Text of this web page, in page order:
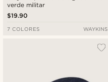
verde militar
$19.90
7 COLORES WAYKINS